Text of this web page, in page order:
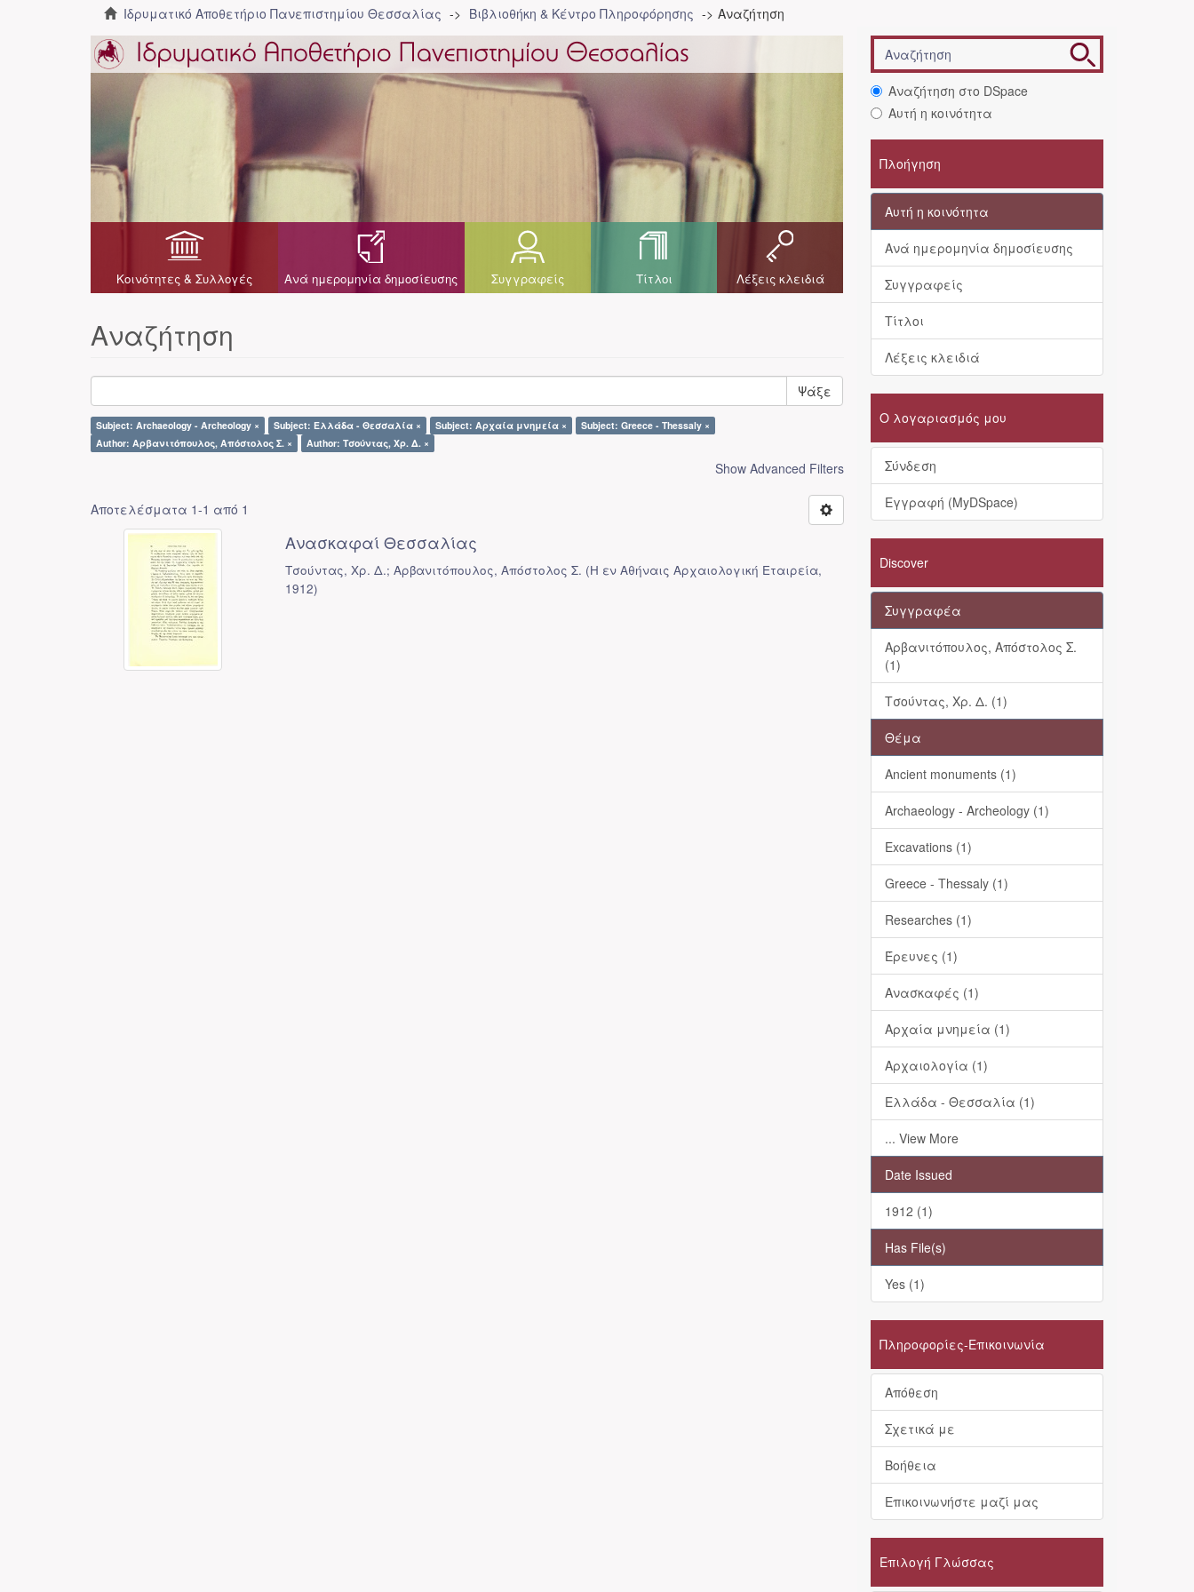
Ιδρυματικό Αποθετήριο Πανεπιστημίου Θεσσαλίας Βιβλιοθήκη & Κέντρο Πληροφόρησης Αναζήτηση
Κοινότητες & Συλλογές Ανά ημερομηνία δημοσίευσης Συγγραφείς Τίτλοι Λέξεις κλειδιά
Αναζήτηση
Ψάξε
Subject: Archaeology - Archeology × Subject: Ελλάδα - Θεσσαλία × Subject: Αρχαία μνημεία ×
Subject: Greece - Thessaly ×
Author: Αρβανιτόπουλος, Απόστολος Σ. ×
Author: Τσούντας, Χρ. Δ. ×
Show Advanced Filters
Αποτελέσματα 1-1 από 1
Ανασκαφαί Θεσσαλίας
Τσούντας, Χρ. Δ.; Αρβανιτόπουλος, Απόστολος Σ. (Η εν Αθήναις Αρχαιολογική Εταιρεία,
1912)
Αναζήτηση στο DSpace
Αυτή η κοινότητα
Πλοήγηση
Αυτή η κοινότητα
Ανά ημερομηνία δημοσίευσης
Συγγραφείς
Τίτλοι
Λέξεις κλειδιά
Ο λογαριασμός μου
Σύνδεση
Εγγραφή (MyDSpace)
Discover
Συγγραφέα
Αρβανιτόπουλος, Απόστολος Σ.
(1)
Τσούντας, Χρ. Δ. (1)
Θέμα
Ancient monuments (1)
Archaeology - Archeology (1)
Excavations (1)
Greece - Thessaly (1)
Researches (1)
Έρευνες (1)
Ανασκαφές (1)
Αρχαία μνημεία (1)
Αρχαιολογία (1)
Ελλάδα - Θεσσαλία (1)
... View More
Date Issued
1912 (1)
Has File(s)
Yes (1)
Πληροφορίες-Επικοινωνία
Απόθεση
Σχετικά με
Βοήθεια
Επικοινωνήστε μαζί μας
Επιλογή Γλώσσας